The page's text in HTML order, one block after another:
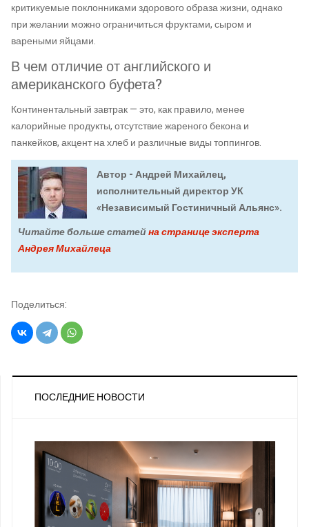
критикуемые поклонниками здорового образа жизни, однако
при желании можно ограничиться фруктами, сыром и
вареными яйцами.
В чем отличие от английского и
американского буфета?
Континентальный завтрак — это, как правило, менее
калорийные продукты, отсутствие жареного бекона и
панкейков, акцент на хлеб и различные виды топпингов.
Автор - Андрей Михайлец,
исполнительный директор УК
«Независимый Гостиничный Альянс».
Читайте больше статейна странице эксперта
Андрея Михайлеца
Поделиться:
ПОСЛЕДНИЕ НОВОСТИ